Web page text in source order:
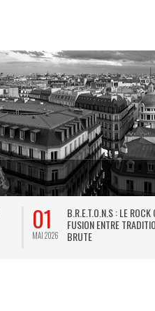
01
MAI 2026
B.R.E.T.O.N.S : LE ROCK
FUSION ENTRE
BRUTE